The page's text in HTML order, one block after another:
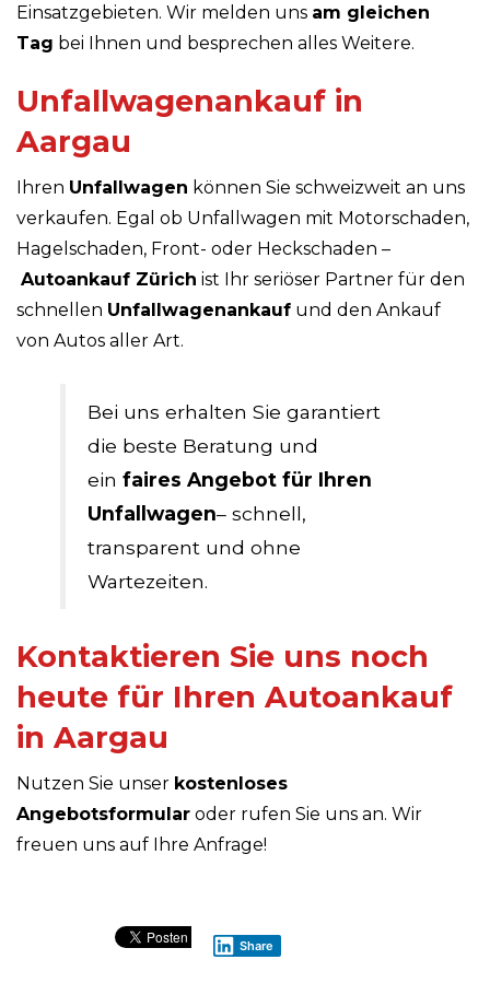
Einsatzgebieten. Wir melden uns am gleichen
Tag bei Ihnen und besprechen alles Weitere.
Unfallwagenankauf in
Aargau
Ihren Unfallwagen können Sie schweizweit an uns
verkaufen. Egal ob Unfallwagen mit Motorschaden,
Hagelschaden, Front- oder Heckschaden –
Autoankauf Zürich ist Ihr seriöser Partner für den
schnellen Unfallwagenankauf und den Ankauf
von Autos aller Art.
Bei uns erhalten Sie garantiert
die beste Beratung und
ein faires Angebot für Ihren
Unfallwagen– schnell,
transparent und ohne
Wartezeiten.
Kontaktieren Sie uns noch
heute für Ihren Autoankauf
in Aargau
Nutzen Sie unser kostenloses
Angebotsformular oder rufen Sie uns an. Wir
freuen uns auf Ihre Anfrage!
Share